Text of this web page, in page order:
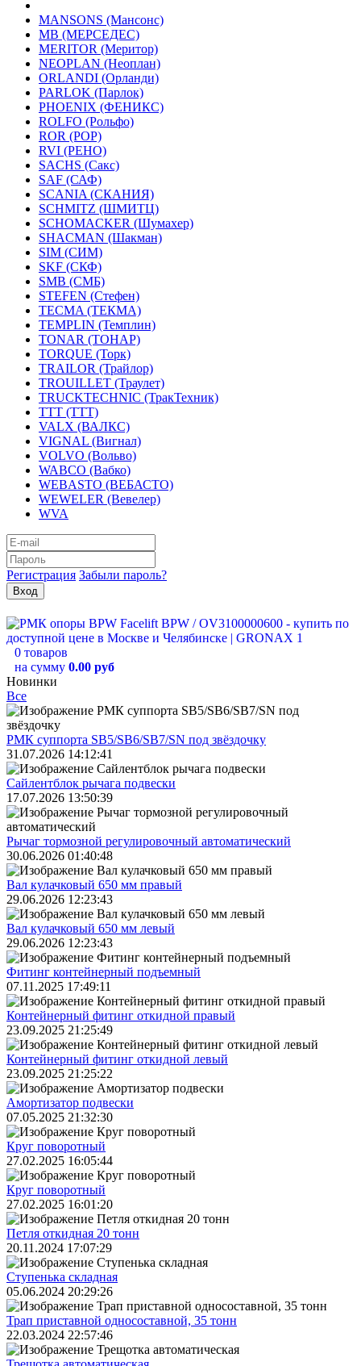
MANSONS (Мансонс)
MB (МЕРСЕДЕС)
MERITOR (Меритор)
NEOPLAN (Неоплан)
ORLANDI (Орланди)
PARLOK (Парлок)
PHOENIX (ФЕНИКС)
ROLFO (Рольфо)
ROR (РОР)
RVI (РЕНО)
SACHS (Сакс)
SAF (САФ)
SCANIA (СКАНИЯ)
SCHMITZ (ШМИТЦ)
SCHOMACKER (Шумахер)
SHACMAN (Шакман)
SIM (СИМ)
SKF (СКФ)
SMB (СМБ)
STEFEN (Стефен)
TECMA (ТЕКМА)
TEMPLIN (Темплин)
TONAR (ТОНАР)
TORQUE (Торк)
TRAILOR (Трайлор)
TROUILLET (Траулет)
TRUCKTECHNIC (ТракТехник)
TTT (ТТТ)
VALX (ВАЛКС)
VIGNAL (Вигнал)
VOLVO (Вольво)
WABCO (Вабко)
WEBASTO (ВЕБАСТО)
WEWELER (Вевелер)
WVA
Регистрация Забыли пароль?
0 товаров
на сумму 0.00 руб
Новинки
Все
РМК суппорта SB5/SB6/SB7/SN под звёздочку
31.07.2026 14:12:41
Сайлентблок рычага подвески
17.07.2026 13:50:39
Рычаг тормозной регулировочный автоматический
30.06.2026 01:40:48
Вал кулачковый 650 мм правый
29.06.2026 12:23:43
Вал кулачковый 650 мм левый
29.06.2026 12:23:43
Фитинг контейнерный подъемный
07.11.2025 17:49:11
Контейнерный фитинг откидной правый
23.09.2025 21:25:49
Контейнерный фитинг откидной левый
23.09.2025 21:25:22
Амортизатор подвески
07.05.2025 21:32:30
Круг поворотный
27.02.2025 16:05:44
Круг поворотный
27.02.2025 16:01:20
Петля откидная 20 тонн
20.11.2024 17:07:29
Ступенька складная
05.06.2024 20:29:26
Трап приставной односоставной, 35 тонн
22.03.2024 22:57:46